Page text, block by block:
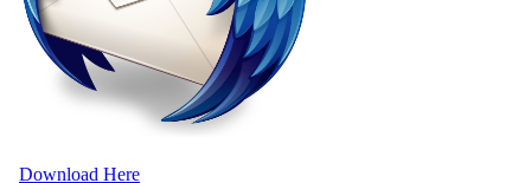
Download Here